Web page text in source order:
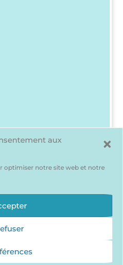
aux
optimiser notre site web et notre
suis indécis(e) ? Pas de
!